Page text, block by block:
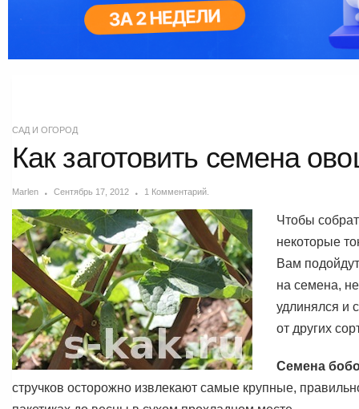
САД И ОГОРОД
Как заготовить семена
Marlen Сентябрь 17, 2012 1 Комментарий.
Чтобы
некоторые
Вам
на семена,
удлинялся и
от других
Семена
стручков осторожно извлекают самые крупные,